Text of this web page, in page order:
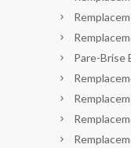
Pare-Brise